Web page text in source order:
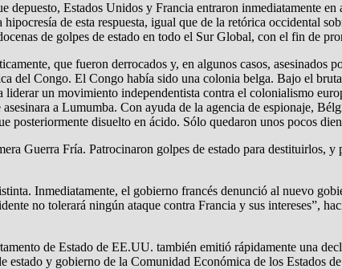
Estados Unidos y Francia entraron inmediatamente
de esta respuesta, igual que de la retórica occidental
de golpes de estado en todo el Sur Global, con el fin de
que fueron derrocados y, en algunos casos, asesinados
del Congo. El Congo había sido una colonia belga. Bajo el
un movimiento independentista contra el colonialismo
a Lumumba. Con ayuda de la agencia de espionaje,
posteriormente disuelto en ácido. Sólo quedaron unos pocos
Guerra Fría. Patrocinaron golpes de estado para destituirlos,
Inmediatamente, el gobierno francés denunció al nuevo
no tolerará ningún ataque contra Francia y sus intereses”,
de Estado de EE.UU. también emitió rápidamente una
estado y gobierno de la Comunidad Económica de los Estados